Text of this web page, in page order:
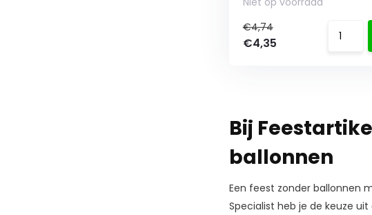
€4,74
€4,35
Bij
ballonnen
Een feest zonder ballonnen
Specialist heb je de keuze